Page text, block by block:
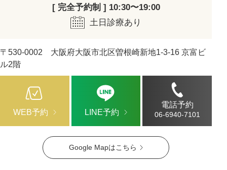
Google Mapはこちら
[ 完全予約制 ] 10:30〜19:00
土日診療あり
〒530-0002 大阪府大阪市北区曽根崎新地1-3-16 京富ビ
ル2階
WEB予約 LINE予約
電話予約
06-6940-7101